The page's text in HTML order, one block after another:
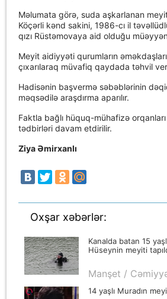
Məlumata görə, suda aşkarlanan
Köçərli kənd sakini, 1986-cı il
qızı Rüstəmovaya aid olduğu
Meyit aidiyyəti qurumların
çıxarılaraq müvafiq qaydada təhvil
Hadisənin başvermə səbəblərinin
məqsədilə araşdırma aparılır.
Faktla bağlı hüquq-mühafizə
tədbirləri davam etdirilir.
Ziya Əmirxanlı
Oxşar xəbərlər:
Kanalda batan 15
Hüseynin meyiti
Manşet /
14 yaşlı Muradın